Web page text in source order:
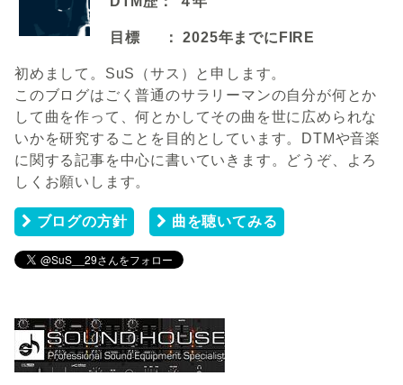
目標 ： 2025年までにFIRE
初めまして。SuS（サス）と申します。
このブログはごく普通のサラリーマンの自分が何とか
して曲を作って、何とかしてその曲を世に広められな
いかを研究することを目的としています。DTMや音楽
に関する記事を中心に書いていきます。どうぞ、よろ
しくお願いします。
ブログの方針 曲を聴いてみる